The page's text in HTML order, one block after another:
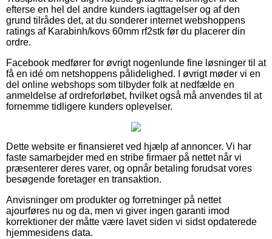
efterse en hel del andre kunders iagttagelser og af den
grund tilrådes det, at du sonderer internet webshoppens
ratings af Karabinh/kovs 60mm rf2stk før du placerer din
ordre.
Facebook medfører for øvrigt nogenlunde fine løsninger til at
få en idé om netshoppens pålidelighed. I øvrigt møder vi en
del online webshops som tilbyder folk at nedfælde en
anmeldelse af ordreforløbet, hvilket også må anvendes til at
fornemme tidligere kunders oplevelser.
Dette website er finansieret ved hjælp af annoncer. Vi har
faste samarbejder med en stribe firmaer på nettet når vi
præsenterer deres varer, og opnår betaling forudsat vores
besøgende foretager en transaktion.
Anvisninger om produkter og forretninger på nettet
ajourføres nu og da, men vi giver ingen garanti imod
korrektioner der måtte være lavet siden vi sidst opdaterede
hjemmesidens data.